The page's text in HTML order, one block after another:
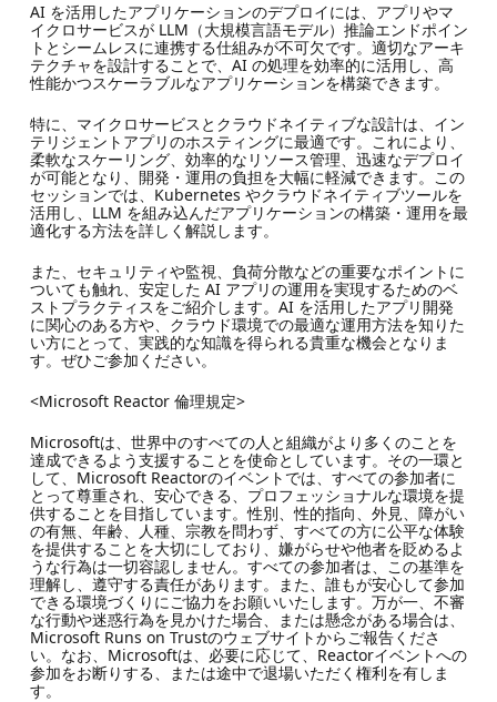
AI を活用したアプリケーションのデプロイには、アプリやマ
イクロサービスが LLM（大規模言語モデル）推論エンドポイン
トとシームレスに連携する仕組みが不可欠です。適切なアーキ
テクチャを設計することで、AI の処理を効率的に活用し、高
性能かつスケーラブルなアプリケーションを構築できます。
特に、マイクロサービスとクラウドネイティブな設計は、イン
テリジェントアプリのホスティングに最適です。これにより、
柔軟なスケーリング、効率的なリソース管理、迅速なデプロイ
が可能となり、開発・運用の負担を大幅に軽減できます。この
セッションでは、Kubernetes やクラウドネイティブツールを
活用し、LLM を組み込んだアプリケーションの構築・運用を最
適化する方法を詳しく解説します。
また、セキュリティや監視、負荷分散などの重要なポイントに
ついても触れ、安定した AI アプリの運用を実現するためのベ
ストプラクティスをご紹介します。AI を活用したアプリ開発
に関心のある方や、クラウド環境での最適な運用方法を知りた
い方にとって、実践的な知識を得られる貴重な機会となりま
す。ぜひご参加ください。
<Microsoft Reactor 倫理規定>
Microsoftは、世界中のすべての人と組織がより多くのことを
達成できるよう支援することを使命としています。その一環と
して、Microsoft Reactorのイベントでは、すべての参加者に
とって尊重され、安心できる、プロフェッショナルな環境を提
供することを目指しています。性別、性的指向、外見、障がい
の有無、年齢、人種、宗教を問わず、すべての方に公平な体験
を提供することを大切にしており、嫌がらせや他者を貶めるよ
うな行為は一切容認しません。すべての参加者は、この基準を
理解し、遵守する責任があります。また、誰もが安心して参加
できる環境づくりにご協力をお願いいたします。万が一、不審
な行動や迷惑行為を見かけた場合、または懸念がある場合は、
Microsoft Runs on Trustのウェブサイトからご報告くださ
い。なお、Microsoftは、必要に応じて、Reactorイベントへの
参加をお断りする、または途中で退場いただく権利を有しま
す。